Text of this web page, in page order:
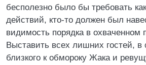
бесполезно было бы требовать
действий, кто-то должен был
видимость порядка в охваченном
Выставить всех лишних гостей, в
близкого к обмороку Жака и